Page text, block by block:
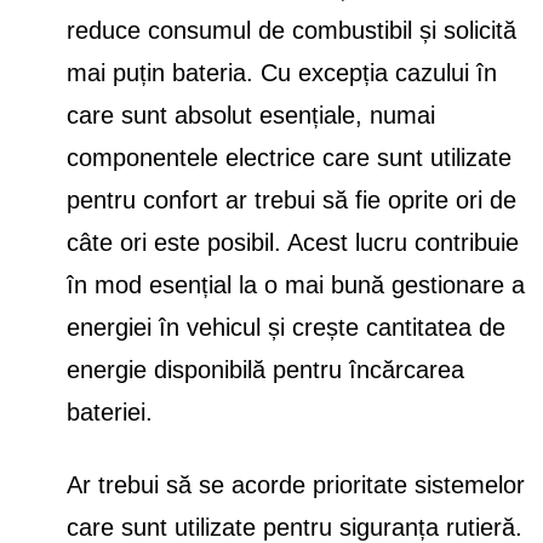
reduce consumul de combustibil și solicită
mai puțin bateria. Cu excepția cazului în
care sunt absolut esențiale, numai
componentele electrice care sunt utilizate
pentru confort ar trebui să fie oprite ori de
câte ori este posibil. Acest lucru contribuie
în mod esențial la o mai bună gestionare a
energiei în vehicul și crește cantitatea de
energie disponibilă pentru încărcarea
bateriei.
Ar trebui să se acorde prioritate sistemelor
care sunt utilizate pentru siguranța rutieră.